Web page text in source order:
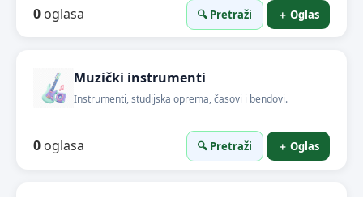
0 oglasa 🔍 Pretraži ＋ Oglas
Muzički instrumenti
Instrumenti, studijska oprema, časovi i bendovi.
0 oglasa 🔍 Pretraži ＋ Oglas